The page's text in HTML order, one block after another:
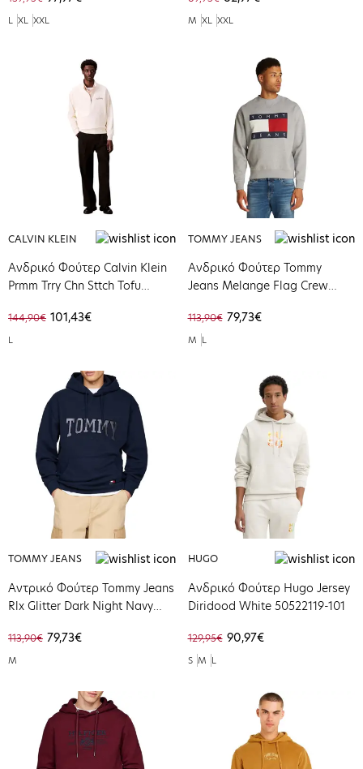
L XL XXL M XL XXL
CALVIN KLEIN
Ανδρικό Φούτερ Calvin Klein
Prmm Trry Chn Sttch Tofu
144,90€ 101,43€
L
TOMMY JEANS
Ανδρικό Φούτερ Tommy
Jeans Melange Flag Crew
113,90€ 79,73€
M L
TOMMY JEANS
Αντρικό Φούτερ Tommy Jeans
Rlx Glitter Dark Night Navy
113,90€ 79,73€
M
HUGO
Aνδρικό Φούτερ Hugo Jersey
Diridood White 50522119-101
129,95€ 90,97€
S M L